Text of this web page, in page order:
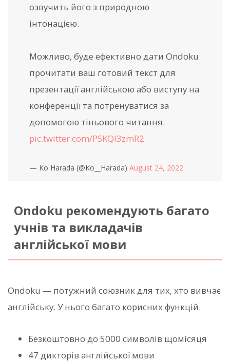
озвучить його з природною
інтонацією.
Можливо, буде ефективно дати Ondoku
прочитати ваш готовий текст для
презентації англійською або виступу на
конференції та потренуватися за
допомогою тіньового читання.
pic.twitter.com/PSKQl3zmR2
— Ko Harada (@Ko__Harada) August 24, 2022
Ondoku рекомендують багато
учнів та викладачів
англійської мови
Ondoku — потужний союзник для тих, хто вивчає
англійську. У нього багато корисних функцій.
Безкоштовно до 5000 символів щомісяця
47 дикторів англійської мови